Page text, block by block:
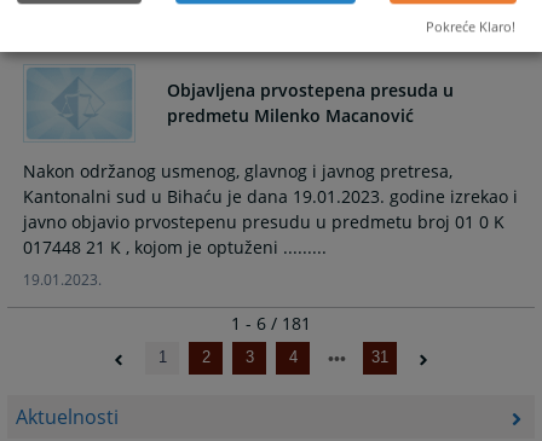
Aktuelnosti
Objavljena prvostepena presuda u
predmetu Milenko Macanović
Nakon održanog usmenog, glavnog i javnog pretresa,
Kantonalni sud u Bihaću je dana 19.01.2023. godine izrekao i
javno objavio prvostepenu presudu u predmetu broj 01 0 K
017448 21 K , kojom je optuženi .........
19.01.2023.
1 - 6 / 181
1 2 3 4 31
Pokreće Klaro!